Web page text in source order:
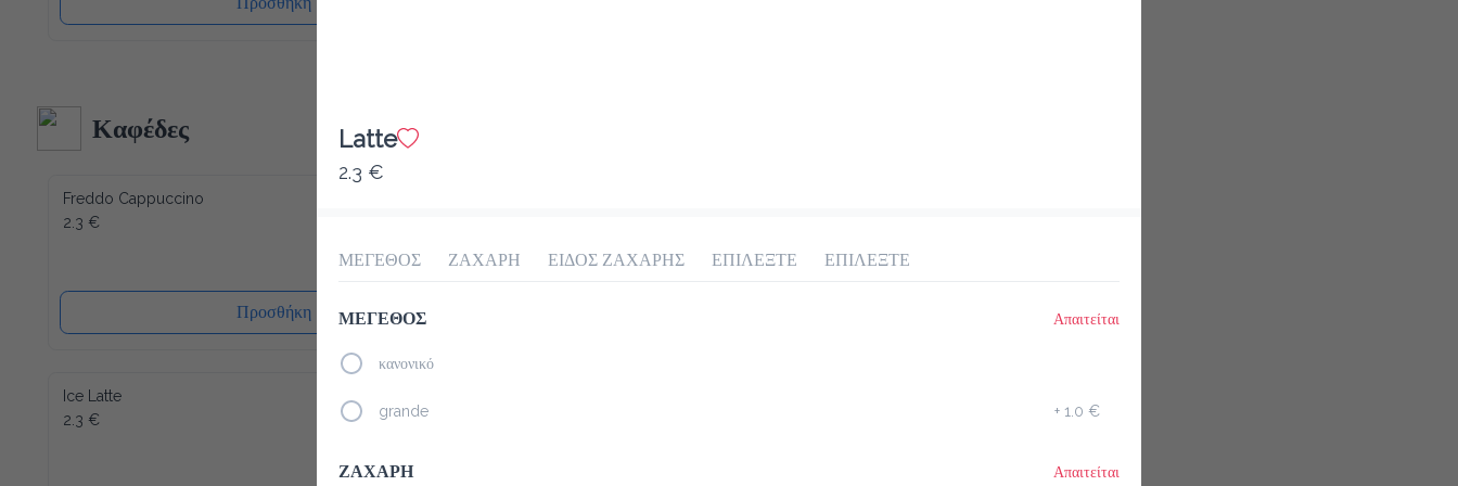
Καφέδες
Freddo Cappuccino
2.3 €
Προσθήκη
Ice Latte
2.3 €
Latte
2.3 €
ΜΕΓΕΘΟΣ ΖΑΧΑΡΗ ΕΙΔΟΣ ΖΑΧΑΡΗΣ ΕΠΙΛΕΞΤΕ ΕΠΙΛΕΞΤΕ
ΜΕΓΕΘΟΣ Απαιτείται
κανονικό
grande +1.0 €
ΖΑΧΑΡΗ Απαιτείται